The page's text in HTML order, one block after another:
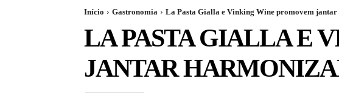
Início Gastronomia La Pasta Gialla e Vinking Wine promovem
LA PASTA GIALLA E
JANTAR